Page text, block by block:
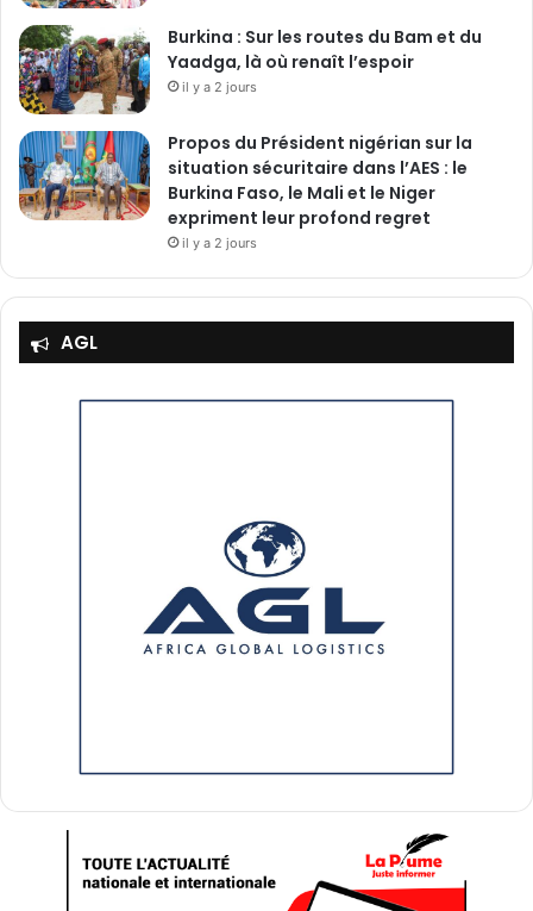
Burkina : Sur les routes du Bam et du
Yaadga, là où renaît l’espoir
il y a 2 jours
Propos du Président nigérian sur la
situation sécuritaire dans l’AES : le
Burkina Faso, le Mali et le Niger
expriment leur profond regret
il y a 2 jours
AGL